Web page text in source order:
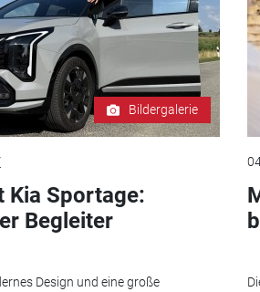
Bildergalerie
Kia Sportage:
Begleiter
Design und eine große